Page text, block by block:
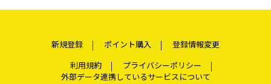
新規登録 ポイント購入
登録情報変更
利用規約
プライバシーポリシー
外部データ連携しているサービスについて